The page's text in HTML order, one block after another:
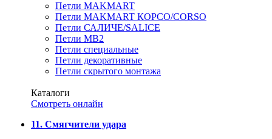
Петли MAKMART
Петли MAKMART КОРСО/CORSO
Петли САЛИЧЕ/SALICE
Петли MB2
Петли специальные
Петли декоративные
Петли скрытого монтажа
Каталоги
Смотреть онлайн
11. Смягчители удара